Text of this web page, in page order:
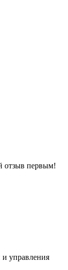
отзыв первым!